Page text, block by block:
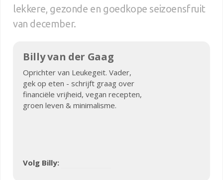
lekkere, gezonde en goedkope seizoensfruit
van december.
Billy van der Gaag
Oprichter van Leukegeit. Vader,
gek op eten - schrijft graag over
financiële vrijheid, vegan recepten,
groen leven & minimalisme.
Volg Billy: